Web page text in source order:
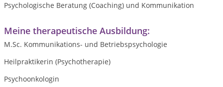
Psychologische Beratung (Coaching) und Kommunikation
Meine therapeutische Ausbildung:
M.Sc. Kommunikations- und Betriebspsychologie
Heilpraktikerin (Psychotherapie)
Psychoonkologin